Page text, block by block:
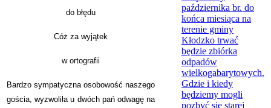
do błędu
Cóż za wyjątek
w ortografii
Bardzo sympatyczna osobowość naszego
gościa, wyzwoliła u dwóch pań odwagę na
października br. do
końca miesiąca na
terenie gminy
Kłodzko trwać
będzie zbiórka
odpadów
wielkogabarytowych.
Gdzie i kiedy
będziemy mogli
pozbyć się starej